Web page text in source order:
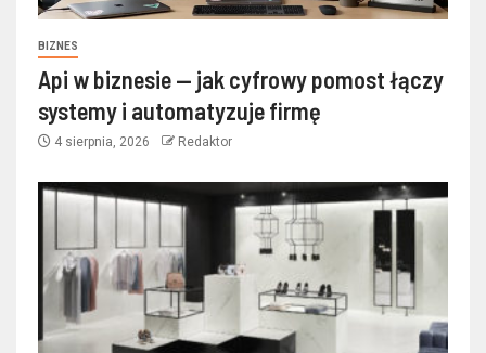
BIZNES
Api w biznesie — jak cyfrowy pomost łączy
systemy i automatyzuje firmę
4 sierpnia, 2026 Redaktor